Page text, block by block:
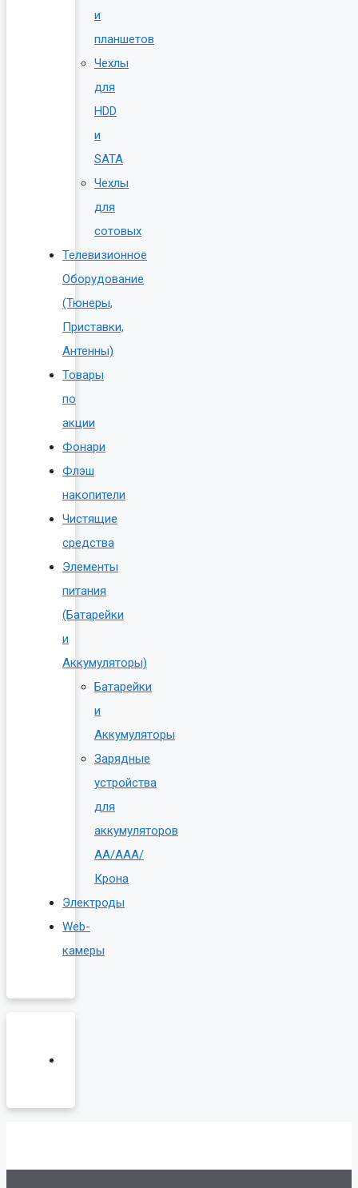
и
планшетов
Чехлы
для
HDD
и
SATA
Чехлы
для
сотовых
Телевизионное
Оборудование
(Тюнеры,
Приставки,
Антенны)
Товары
по
акции
Фонари
Флэш
накопители
Чистящие
средства
Элементы
питания
(Батарейки
и
Аккумуляторы)
Батарейки
и
Аккумуляторы
Зарядные
устройства
для
аккумуляторов
AA/AAA/
Крона
Электроды
Web-
камеры